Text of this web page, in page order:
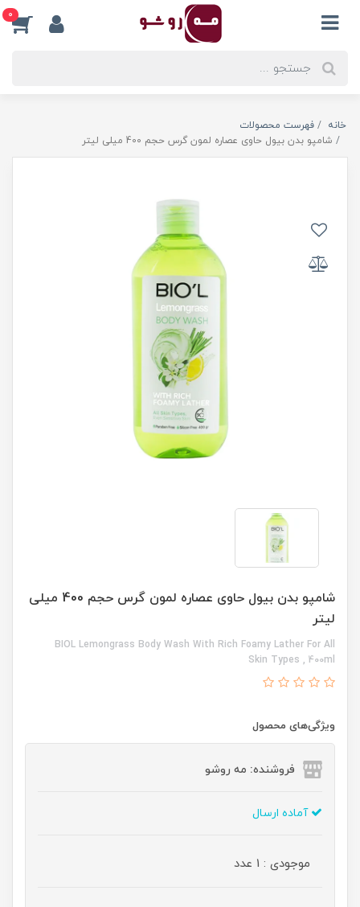
0
خانه
فهرست محصولات
شامپو بدن بیول حاوی عصاره لمون گرس حجم 400 میلی لیتر
شامپو بدن بیول حاوی عصاره لمون گرس حجم 400 میلی
لیتر
BIOL Lemongrass Body Wash With Rich Foamy Lather For All
Skin Types , 400ml
ویژگی‌های محصول
فروشنده: مه رو‌شو
آماده ارسال
موجودی : 1 عدد